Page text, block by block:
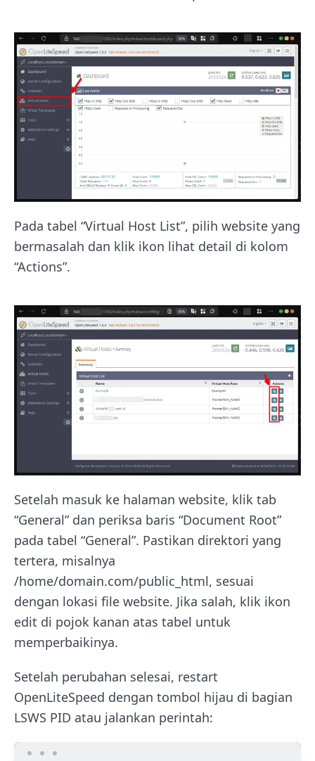
Pada tabel “Virtual Host List”, pilih website yang
bermasalah dan klik ikon lihat detail di kolom
“Actions”.
Setelah masuk ke halaman website, klik tab
“General” dan periksa baris “Document Root”
pada tabel “General”. Pastikan direktori yang
tertera, misalnya
/home/domain.com/public_html, sesuai
dengan lokasi file website. Jika salah, klik ikon
edit di pojok kanan atas tabel untuk
memperbaikinya.
Setelah perubahan selesai, restart
OpenLiteSpeed dengan tombol hijau di bagian
LSWS PID atau jalankan perintah: